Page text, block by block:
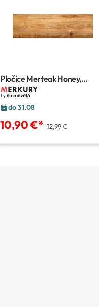
Pločice Merteak Honey,
Merbau60x17,5 cm
do 31.08
10,90 €* 12,99 €